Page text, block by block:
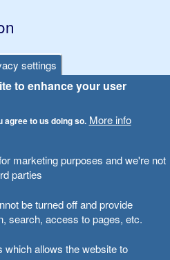
settings
to enhance your user
to us doing so. More info
marketing purposes and we're not
parties
be turned off and provide
search, access to pages, etc.
which allows the website to